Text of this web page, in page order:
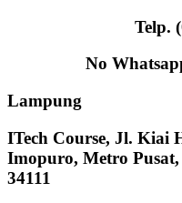
Telp.
No
Lampung
ITech Course, Jl. Kiai
Imopuro, Metro
34111